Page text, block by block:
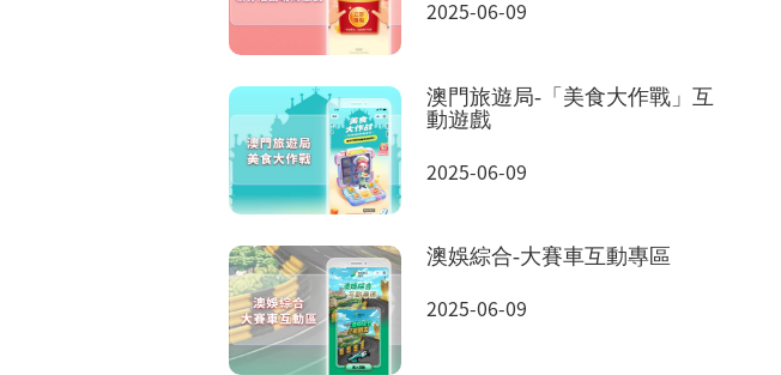
2025-06-09
澳門旅遊局-「美食大作戰」互
動遊戲
2025-06-09
澳娛綜合-大賽車互動專區
2025-06-09